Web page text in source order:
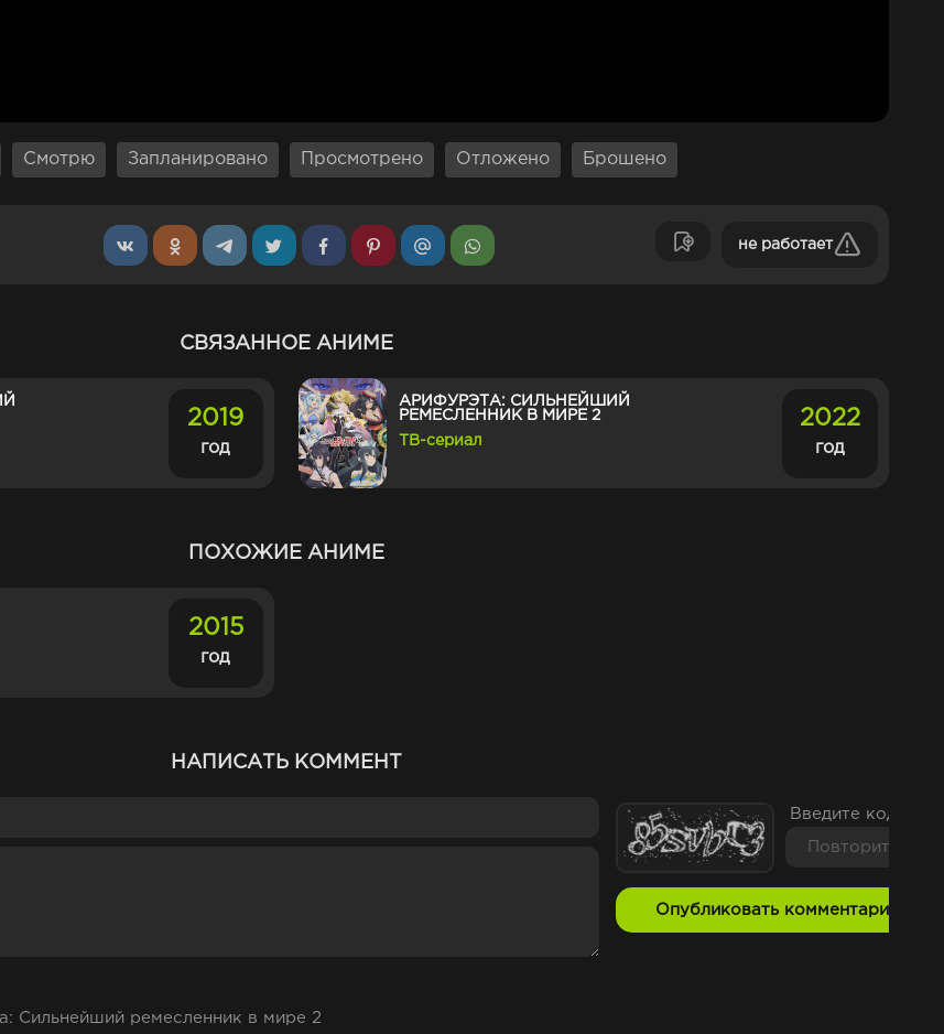
Смотрю Запланировано Просмотрено Отложено Брошено
не работает
СВЯЗАННОЕ АНИМЕ
2019
год
АРИФУРЭТА: СИЛЬНЕЙШИЙ
РЕМЕСЛЕННИК В МИРЕ 2
ТВ-сериал
2022
год
ПОХОЖИЕ АНИМЕ
2015
год
НАПИСАТЬ КОММЕНТ
Введите код с
Опубликовать комментарий
Сильнейший ремесленник в мире 2